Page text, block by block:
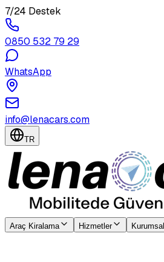
7/24 Destek
0850 532 79 29
WhatsApp
info@lenacars.com
TR
Araç Kiralama Hizmetler Kurumsal